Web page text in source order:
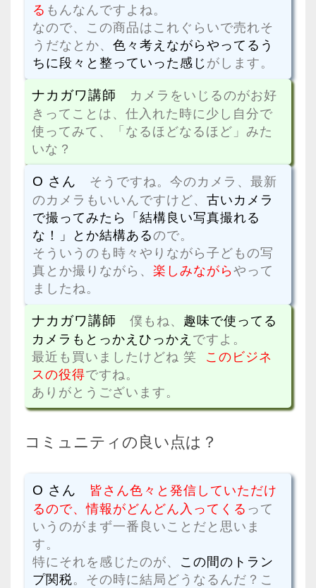
る もんなんですよね。
なので、この商品はこれぐらいで売れそ
うだなとか、 色々考えながらやってるう
ちに段々と整っていった感じがします。
ナカガワ講師 カメラをいじるのがお好
きってことは、仕入れた時に少し自分で
使ってみて、「 なるほどなるほど」みた
いな？
O さん そうですね。今のカメラ、最新
のカメラもいいんですけど、 古いカメラ
で撮ってみたら「結構良い写真撮れる
な！」とか結構あるので。
そういうのも時々やりながら子どもの写
真とか撮りながら、 楽しみながらやって
ましたね。
ナカガワ講師 僕もね、 趣味で使ってる
カメラもとっかえひっかえ ですよ。
最近も買いましたけどね 笑 このビジネ
スの役得ですね。
ありがとうございます。
コミュニティの良い点は？
O さん
皆さん色々と発信していただけ
るので、情報がどんどん入ってくる って
いうのがまず一番良いことだと思いま
す。
特にそれを感じたのが、 この間のトラン
プ関税。その時に結局どうなるんだ？こ